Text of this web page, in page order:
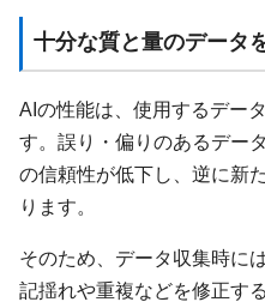
十分な質と量のデータ
AIの性能は、使用するデー
す。誤り・偏りのあるデー
の信頼性が低下し、逆に新
ります。
そのため、データ収集時に
記揺れや重複などを修正す